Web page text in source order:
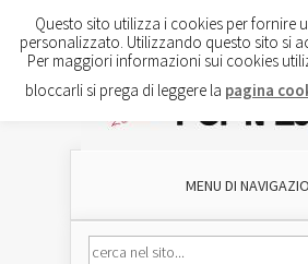
MENU DI
Questo sito utilizza i cookies per fornire
personalizzato. Utilizzando questo sito si
Per maggiori informazioni sui cookies
bloccarli si prega di leggere la pagina